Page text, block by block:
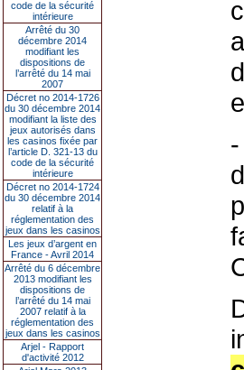
code de la sécurité
intérieure
Arrêté du 30
décembre 2014
modifiant les
dispositions de
l’arrêté du 14 mai
2007
Décret no 2014-1726
du 30 décembre 2014
modifiant la liste des
jeux autorisés dans
les casinos fixée par
l’article D. 321-13 du
code de la sécurité
intérieure
Décret no 2014-1724
du 30 décembre 2014
relatif à la
réglementation des
jeux dans les casinos
Les jeux d’argent en
France - Avril 2014
Arrêté du 6 décembre
2013 modifiant les
dispositions de
l’arrêté du 14 mai
2007 relatif à la
réglementation des
jeux dans les casinos
Arjel - Rapport
d'activité 2012